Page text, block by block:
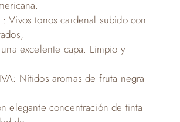
Vivos tonos cardenal subido con
excelente capa. Limpio y
Nítidos aromas de fruta negra
elegante concentración de tinta